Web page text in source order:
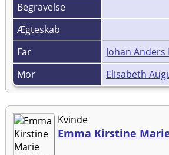
Begravelse
Ægteskab
Far
Johan
Mor
Elisabeth
Kvinde
Emma Kirstine